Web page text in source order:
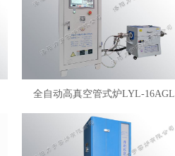
全自动高真空管式炉LYL-16AGL